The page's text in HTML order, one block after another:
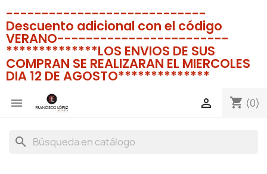
----------------------------
Descuento adicional con el código
VERANO------------------------
**************LOS ENVIOS DE SUS
COMPRAN SE REALIZARAN EL MIERCOLES
DIA 12 DE AGOSTO**************
 shopping_cart (0)

search